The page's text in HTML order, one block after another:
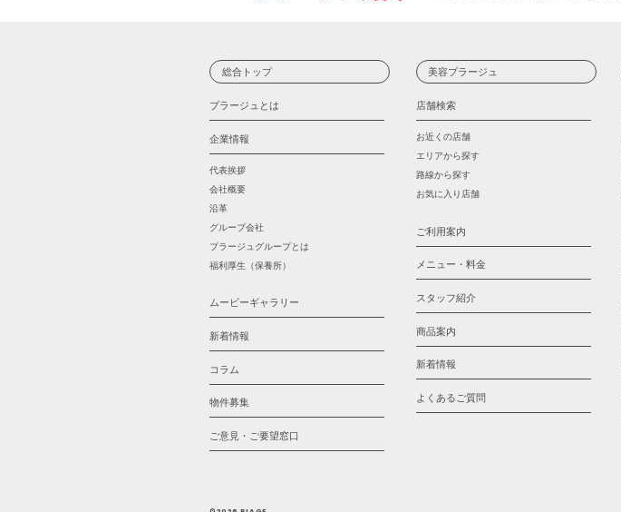
総合トップ
プラージュとは
企業情報
代表挨拶
会社概要
沿革
グループ会社
プラージュグループとは
福利厚生（保養所）
ムービーギャラリー
新着情報
コラム
物件募集
ご意見・ご要望窓口
美容プラージュ
店舗検索
お近くの店舗
エリアから探す
路線から探す
お気に入り店舗
ご利用案内
メニュー・料金
スタッフ紹介
商品案内
新着情報
よくあるご質問